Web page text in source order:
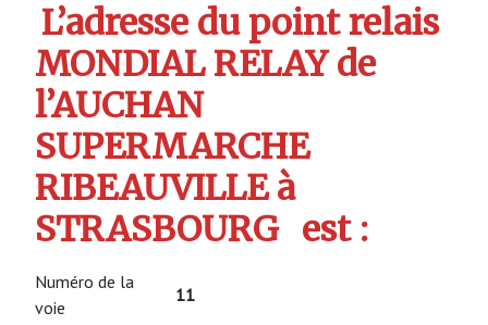
L’adresse du point relais
MONDIAL RELAY de
l’AUCHAN
SUPERMARCHE
RIBEAUVILLE à
STRASBOURG est :
Numéro de la
voie
11